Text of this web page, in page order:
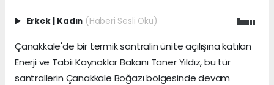
Erkek | Kadın (Haberi Sesli Oku)
Çanakkale'de bir termik santralin ünite açılışına katılan
Enerji ve Tabii Kaynaklar Bakanı Taner Yıldız, bu tür
santrallerin Çanakkale Boğazı bölgesinde devam